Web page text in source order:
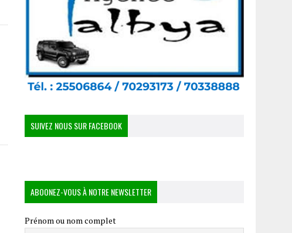
SUIVEZ NOUS SUR FACEBOOK
ABOONEZ-VOUS À NOTRE NEWSLETTER
Prénom ou nom complet